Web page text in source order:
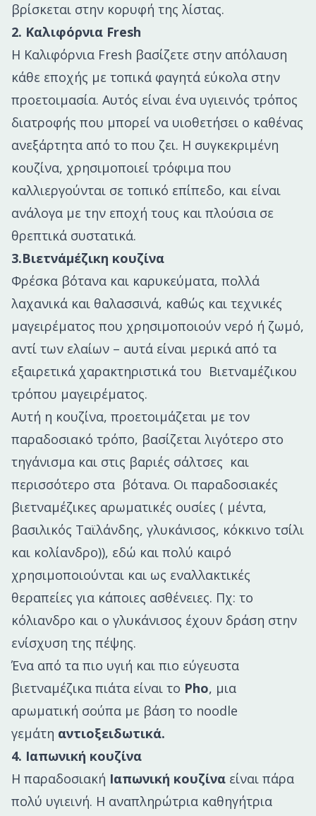
βρίσκεται στην κορυφή της λίστας.
2. Καλιφόρνια Fresh
Η Καλιφόρνια Fresh βασίζετε στην απόλαυση
κάθε εποχής με τοπικά φαγητά εύκολα στην
προετοιμασία. Αυτός είναι ένα υγιεινός τρόπος
διατροφής που μπορεί να υιοθετήσει ο καθένας
ανεξάρτητα από το που ζει. Η συγκεκριμένη
κουζίνα, χρησιμοποιεί τρόφιμα που
καλλιεργούνται σε τοπικό επίπεδο, και είναι
ανάλογα με την εποχή τους και πλούσια σε
θρεπτικά συστατικά.
3.Βιετνάμέζικη κουζίνα
Φρέσκα βότανα και καρυκεύματα, πολλά
λαχανικά και θαλασσινά, καθώς και τεχνικές
μαγειρέματος που χρησιμοποιούν νερό ή ζωμό,
αντί των ελαίων – αυτά είναι μερικά από τα
εξαιρετικά χαρακτηριστικά του Βιετναμέζικου
τρόπου μαγειρέματος.
Αυτή η κουζίνα, προετοιμάζεται με τον
παραδοσιακό τρόπο, βασίζεται λιγότερο στο
τηγάνισμα και στις βαριές σάλτσες και
περισσότερο στα βότανα. Οι παραδοσιακές
βιετναμέζικες αρωματικές ουσίες ( μέντα,
βασιλικός Ταϊλάνδης, γλυκάνισος, κόκκινο τσίλι
και κολίανδρο)), εδώ και πολύ καιρό
χρησιμοποιούνται και ως εναλλακτικές
θεραπείες για κάποιες ασθένειες. Πχ: το
κόλιανδρο και ο γλυκάνισος έχουν δράση στην
ενίσχυση της πέψης.
Ένα από τα πιο υγιή και πιο εύγευστα
βιετναμέζικα πιάτα είναι το Pho, μια
αρωματική σούπα με βάση το noodle
γεμάτη αντιοξειδωτικά.
4. Ιαπωνική κουζίνα
Η παραδοσιακή Ιαπωνική κουζίνα είναι πάρα
πολύ υγιεινή. Η αναπληρώτρια καθηγήτρια